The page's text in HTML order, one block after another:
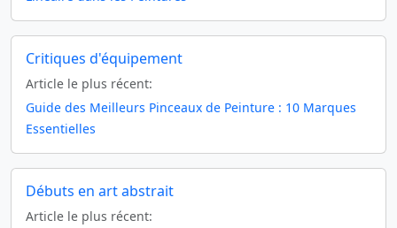
Critiques d'équipement
Article le plus récent:
Guide des Meilleurs Pinceaux de Peinture : 10 Marques
Essentielles
Débuts en art abstrait
Article le plus récent: